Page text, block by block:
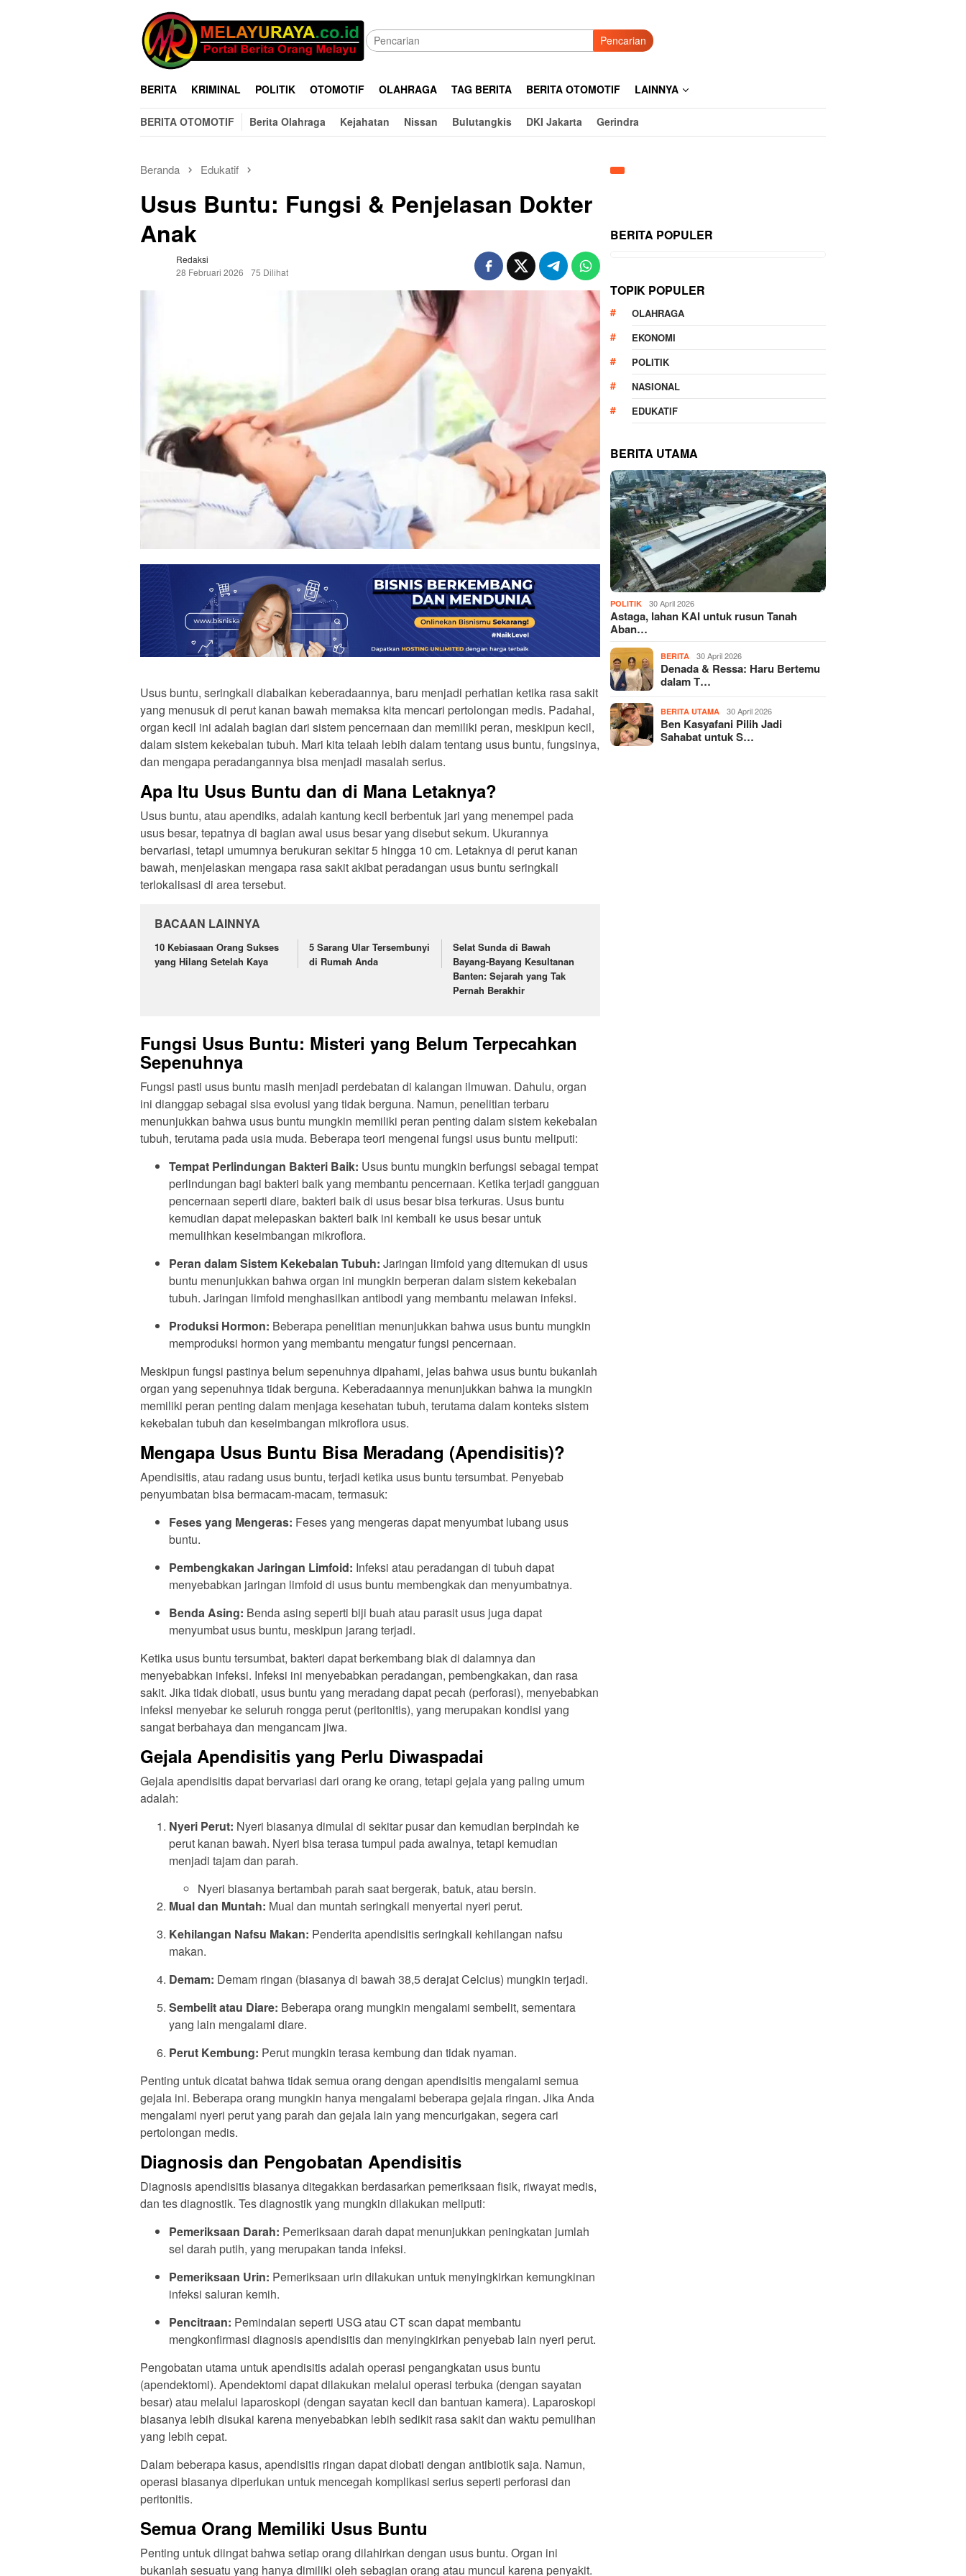
Pencarian
BERITA KRIMINAL POLITIK OTOMOTIF OLAHRAGA TAG BERITA BERITA OTOMOTIF LAINNYA
BERITA OTOMOTIF Berita Olahraga Kejahatan Nissan Bulutangkis DKI Jakarta Gerindra
Beranda Edukatif
Usus Buntu: Fungsi & Penjelasan Dokter
Anak
Redaksi
28 Februari 2026
75 Dilihat
Usus buntu, seringkali diabaikan keberadaannya, baru menjadi perhatian ketika rasa sakit
yang menusuk di perut kanan bawah memaksa kita mencari pertolongan medis. Padahal,
organ kecil ini adalah bagian dari sistem pencernaan dan memiliki peran, meskipun kecil,
dalam sistem kekebalan tubuh. Mari kita telaah lebih dalam tentang usus buntu, fungsinya,
dan mengapa peradangannya bisa menjadi masalah serius.
Apa Itu Usus Buntu dan di Mana Letaknya?
Usus buntu, atau apendiks, adalah kantung kecil berbentuk jari yang menempel pada
usus besar, tepatnya di bagian awal usus besar yang disebut sekum. Ukurannya
bervariasi, tetapi umumnya berukuran sekitar 5 hingga 10 cm. Letaknya di perut kanan
bawah, menjelaskan mengapa rasa sakit akibat peradangan usus buntu seringkali
terlokalisasi di area tersebut.
BACAAN LAINNYA
10 Kebiasaan Orang Sukses
yang Hilang Setelah Kaya
5 Sarang Ular Tersembunyi
di Rumah Anda
Selat Sunda di Bawah
Bayang-Bayang Kesultanan
Banten: Sejarah yang Tak
Pernah Berakhir
Fungsi Usus Buntu: Misteri yang Belum Terpecahkan
Sepenuhnya
Fungsi pasti usus buntu masih menjadi perdebatan di kalangan ilmuwan. Dahulu, organ
ini dianggap sebagai sisa evolusi yang tidak berguna. Namun, penelitian terbaru
menunjukkan bahwa usus buntu mungkin memiliki peran penting dalam sistem kekebalan
tubuh, terutama pada usia muda. Beberapa teori mengenai fungsi usus buntu meliputi:
Tempat Perlindungan Bakteri Baik: Usus buntu mungkin berfungsi sebagai tempat
perlindungan bagi bakteri baik yang membantu pencernaan. Ketika terjadi gangguan
pencernaan seperti diare, bakteri baik di usus besar bisa terkuras. Usus buntu
kemudian dapat melepaskan bakteri baik ini kembali ke usus besar untuk
memulihkan keseimbangan mikroflora.
Peran dalam Sistem Kekebalan Tubuh: Jaringan limfoid yang ditemukan di usus
buntu menunjukkan bahwa organ ini mungkin berperan dalam sistem kekebalan
tubuh. Jaringan limfoid menghasilkan antibodi yang membantu melawan infeksi.
Produksi Hormon: Beberapa penelitian menunjukkan bahwa usus buntu mungkin
memproduksi hormon yang membantu mengatur fungsi pencernaan.
Meskipun fungsi pastinya belum sepenuhnya dipahami, jelas bahwa usus buntu bukanlah
organ yang sepenuhnya tidak berguna. Keberadaannya menunjukkan bahwa ia mungkin
memiliki peran penting dalam menjaga kesehatan tubuh, terutama dalam konteks sistem
kekebalan tubuh dan keseimbangan mikroflora usus.
Mengapa Usus Buntu Bisa Meradang (Apendisitis)?
Apendisitis, atau radang usus buntu, terjadi ketika usus buntu tersumbat. Penyebab
penyumbatan bisa bermacam-macam, termasuk:
Feses yang Mengeras: Feses yang mengeras dapat menyumbat lubang usus
buntu.
Pembengkakan Jaringan Limfoid: Infeksi atau peradangan di tubuh dapat
menyebabkan jaringan limfoid di usus buntu membengkak dan menyumbatnya.
Benda Asing: Benda asing seperti biji buah atau parasit usus juga dapat
menyumbat usus buntu, meskipun jarang terjadi.
Ketika usus buntu tersumbat, bakteri dapat berkembang biak di dalamnya dan
menyebabkan infeksi. Infeksi ini menyebabkan peradangan, pembengkakan, dan rasa
sakit. Jika tidak diobati, usus buntu yang meradang dapat pecah (perforasi), menyebabkan
infeksi menyebar ke seluruh rongga perut (peritonitis), yang merupakan kondisi yang
sangat berbahaya dan mengancam jiwa.
Gejala Apendisitis yang Perlu Diwaspadai
Gejala apendisitis dapat bervariasi dari orang ke orang, tetapi gejala yang paling umum
adalah:
Nyeri Perut: Nyeri biasanya dimulai di sekitar pusar dan kemudian berpindah ke
perut kanan bawah. Nyeri bisa terasa tumpul pada awalnya, tetapi kemudian
menjadi tajam dan parah.
Nyeri biasanya bertambah parah saat bergerak, batuk, atau bersin.
Mual dan Muntah: Mual dan muntah seringkali menyertai nyeri perut.
Kehilangan Nafsu Makan: Penderita apendisitis seringkali kehilangan nafsu
makan.
Demam: Demam ringan (biasanya di bawah 38,5 derajat Celcius) mungkin terjadi.
Sembelit atau Diare: Beberapa orang mungkin mengalami sembelit, sementara
yang lain mengalami diare.
Perut Kembung: Perut mungkin terasa kembung dan tidak nyaman.
Penting untuk dicatat bahwa tidak semua orang dengan apendisitis mengalami semua
gejala ini. Beberapa orang mungkin hanya mengalami beberapa gejala ringan. Jika Anda
mengalami nyeri perut yang parah dan gejala lain yang mencurigakan, segera cari
pertolongan medis.
Diagnosis dan Pengobatan Apendisitis
Diagnosis apendisitis biasanya ditegakkan berdasarkan pemeriksaan fisik, riwayat medis,
dan tes diagnostik. Tes diagnostik yang mungkin dilakukan meliputi:
Pemeriksaan Darah: Pemeriksaan darah dapat menunjukkan peningkatan jumlah
sel darah putih, yang merupakan tanda infeksi.
Pemeriksaan Urin: Pemeriksaan urin dilakukan untuk menyingkirkan kemungkinan
infeksi saluran kemih.
Pencitraan: Pemindaian seperti USG atau CT scan dapat membantu
mengkonfirmasi diagnosis apendisitis dan menyingkirkan penyebab lain nyeri perut.
Pengobatan utama untuk apendisitis adalah operasi pengangkatan usus buntu
(apendektomi). Apendektomi dapat dilakukan melalui operasi terbuka (dengan sayatan
besar) atau melalui laparoskopi (dengan sayatan kecil dan bantuan kamera). Laparoskopi
biasanya lebih disukai karena menyebabkan lebih sedikit rasa sakit dan waktu pemulihan
yang lebih cepat.
Dalam beberapa kasus, apendisitis ringan dapat diobati dengan antibiotik saja. Namun,
operasi biasanya diperlukan untuk mencegah komplikasi serius seperti perforasi dan
peritonitis.
Semua Orang Memiliki Usus Buntu
Penting untuk diingat bahwa setiap orang dilahirkan dengan usus buntu. Organ ini
bukanlah sesuatu yang hanya dimiliki oleh sebagian orang atau muncul karena penyakit.
BERITA POPULER
TOPIK POPULER
OLAHRAGA
EKONOMI
POLITIK
NASIONAL
EDUKATIF
BERITA UTAMA
POLITIK 30 April 2026
Astaga, lahan KAI untuk rusun Tanah
Aban…
BERITA 30 April 2026
Denada & Ressa: Haru Bertemu
dalam T…
BERITA UTAMA 30 April 2026
Ben Kasyafani Pilih Jadi
Sahabat untuk S…